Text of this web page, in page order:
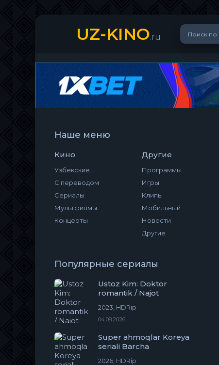
UZ-KINO.ru
Наше меню
Кино
Узбекские
С переводом
Сериалы
Мультфилмы
Концерты
Другие
Программы
Игры
Клипы
Мобильный
Новости
Другие
Популярные сериалы
Ustoz Kim: Doktor
romantik / Najot
2023, HDRip
04.08.2026
Super ahmoqlar Koreya
seriali Barcha
2026, HDRip